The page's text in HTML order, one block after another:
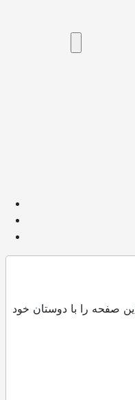
صفحه را با دوستان خود